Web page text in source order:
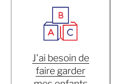
J'ai besoin de
faire garder